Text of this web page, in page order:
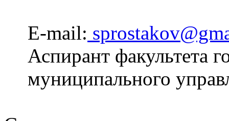
E-mail:
Аспирант факультета
муниципального